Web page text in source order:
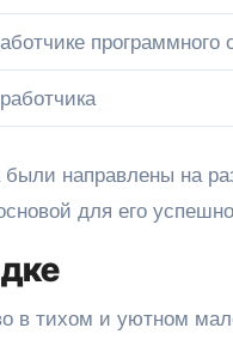
программного
направлены на
для его
в тихом и уютном